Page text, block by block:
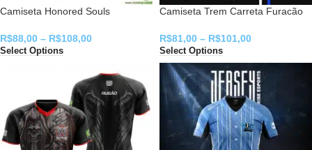
Camiseta Honored Souls
R$88,00 – R$108,00
Select Options
Camiseta Trem Carreta Furacão
R$81,00 – R$101,00
Select Options